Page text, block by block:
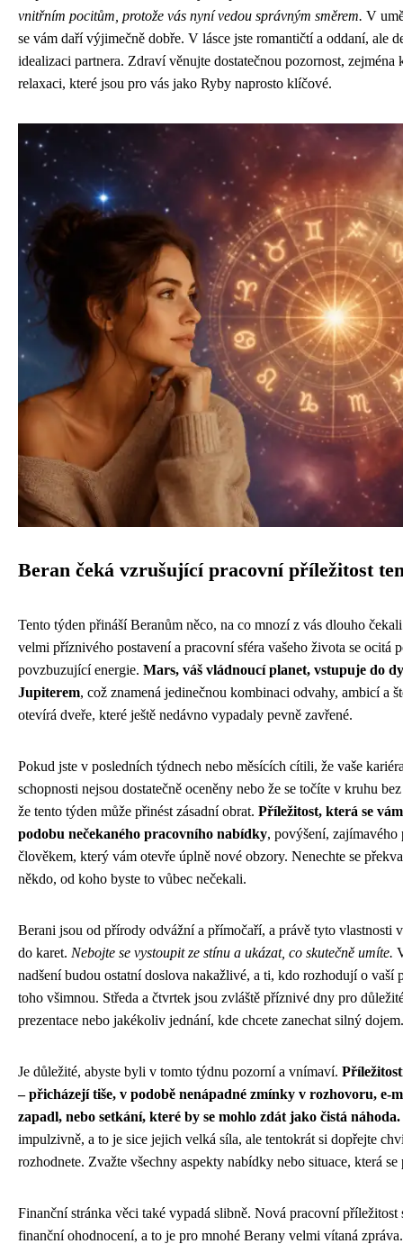
vnitřním pocitům, protože vás nyní vedou správným směrem. V
se vám daří výjimečně dobře. V lásce jste romantičtí a oddaní, ale
idealizaci partnera. Zdraví věnujte dostatečnou pozornost, zejména
relaxaci, které jsou pro vás jako Ryby naprosto klíčové.
Beran čeká vzrušující pracovní příležitost
Tento týden přináší Beranům něco, na co mnozí z vás dlouho
velmi příznivého postavení a pracovní sféra vašeho života se ocitá
povzbuzující energie. Mars, váš vládnoucí planet, vstupuje do
Jupiterem, což znamená jedinečnou kombinaci odvahy, ambicí a
otevírá dveře, které ještě nedávno vypadaly pevně zavřené.
Pokud jste v posledních týdnech nebo měsících cítili, že vaše
schopnosti nejsou dostatečně oceněny nebo že se točíte v kruhu
že tento týden může přinést zásadní obrat. Příležitost, která se
podobu nečekaného pracovního nabídky, povýšení, zajímavého
člověkem, který vám otevře úplně nové obzory. Nenechte se
někdo, od koho byste to vůbec nečekali.
Berani jsou od přírody odvážní a přímočaří, a právě tyto vlastnosti
do karet. Nebojte se vystoupit ze stínu a ukázat, co skutečně umíte.
nadšení budou ostatní doslova nakažlivé, a ti, kdo rozhodují o vaší
toho všimnou. Středa a čtvrtek jsou zvláště příznivé dny pro
prezentace nebo jakékoliv jednání, kde chcete zanechat silný dojem.
Je důležité, abyste byli v tomto týdnu pozorní a vnímaví.
– přicházejí tiše, v podobě nenápadné zmínky v rozhovoru, e-
zapadl, nebo setkání, které by se mohlo zdát jako čistá náhoda.
impulzivně, a to je sice jejich velká síla, ale tentokrát si dopřejte
rozhodnete. Zvažte všechny aspekty nabídky nebo situace, která
Finanční stránka věci také vypadá slibně. Nová pracovní příležitost
finanční ohodnocení, a to je pro mnohé Berany velmi vítaná